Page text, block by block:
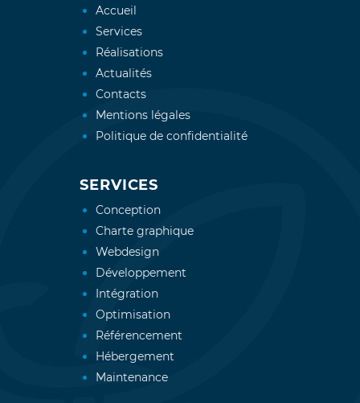
Accueil
Services
Réalisations
Actualités
Contacts
Mentions légales
Politique de confidentialité
SERVICES
Conception
Charte graphique
Webdesign
Développement
Intégration
Optimisation
Référencement
Hébergement
Maintenance